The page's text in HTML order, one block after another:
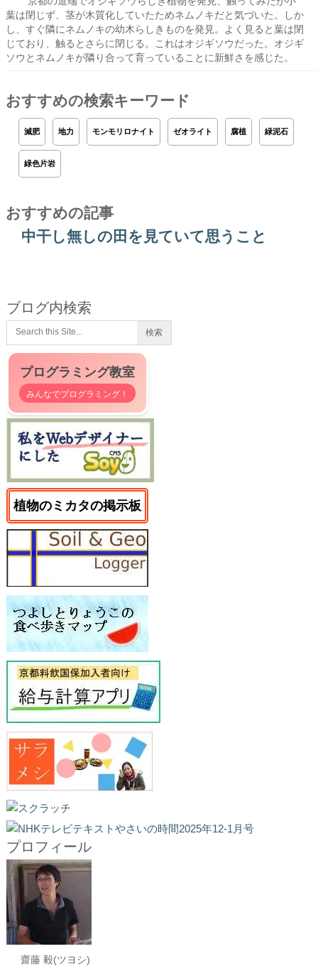
葉は閉じず、茎が木質化していたためネムノキだと気づいた。しか
し、すぐ隣にネムノキの幼木らしきものを発見。よく見ると葉は閉
じており、触るとさらに閉じる。これはオジギソウだった。オジギ
ソウとネムノキが隣り合って育っていることに新鮮さを感じた。
おすすめの検索キーワード
減肥 地力 モンモリロナイト ゼオライト 腐植 緑泥石
緑色片岩
おすすめの記事
中干し無しの田を見ていて思うこと
ブログ内検索
プログラミング教室
みんなでプログラミング！
植物のミカタの掲示板
プロフィール
齋藤 毅(ツヨシ)